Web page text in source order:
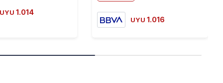
UYU 1.014
UYU 1.016